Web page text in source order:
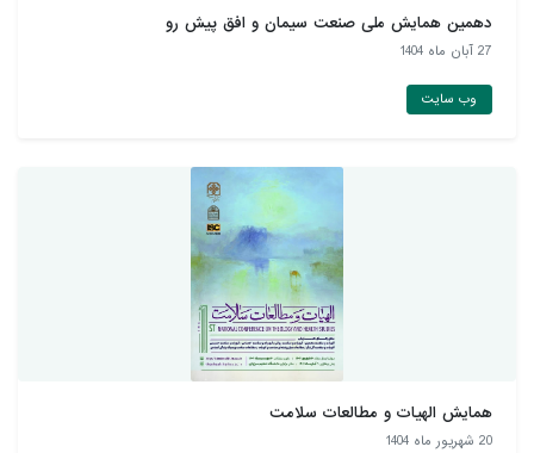
دهمین همايش ملی صنعت سيمان و افق پيش رو
27 آبان ماه 1404
وب سایت
همایش الهیات و مطالعات سلامت
20 شهريور ماه 1404